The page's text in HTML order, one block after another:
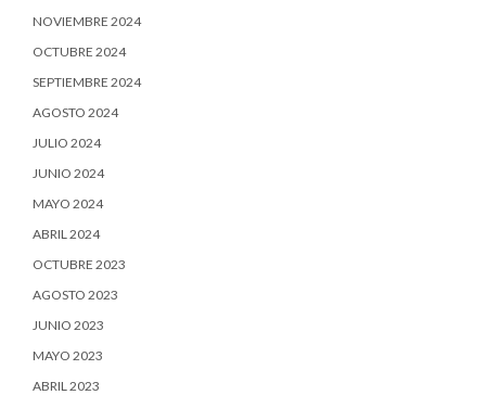
NOVIEMBRE 2024
OCTUBRE 2024
SEPTIEMBRE 2024
AGOSTO 2024
JULIO 2024
JUNIO 2024
MAYO 2024
ABRIL 2024
OCTUBRE 2023
AGOSTO 2023
JUNIO 2023
MAYO 2023
ABRIL 2023